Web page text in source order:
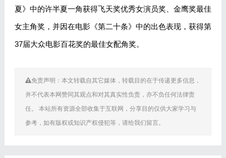
夏》中的许半夏一角获得飞天奖优秀女演员奖、金鹰奖最佳
女主角奖，并因在电影《第二十条》中的出色表现，获得第
37届大众电影百花奖的最佳女配角奖。
免责声明：本文转载自其它媒体，转载目的在于传递更多信息，
并不代表本网赞同其观点和对其真实性负责，亦不负任何法律责
任。 本站所有资源全部收集于互联网，分享目的仅供大家学习与
参考，如有版权或知识产权侵犯等，请给我们留言。